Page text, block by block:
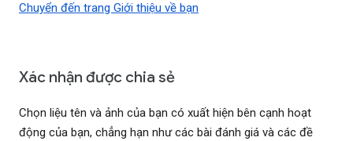
Chuyển đến trang Giới thiệu về bạn
Xác nhận được chia sẻ
Chọn liệu tên và ảnh của bạn có xuất hiện bên cạnh hoạt
động của bạn, chẳng hạn như các bài đánh giá và các đề